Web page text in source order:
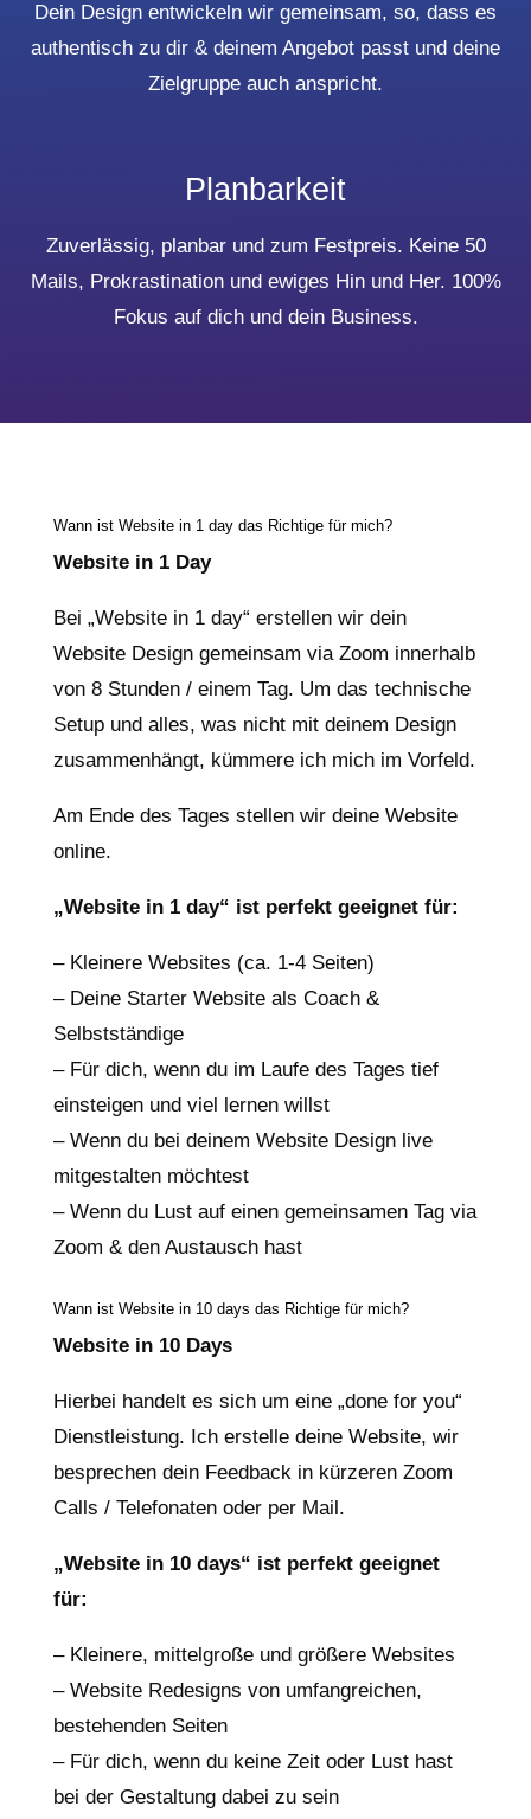
Dein Design entwickeln wir gemeinsam, so, dass es
authentisch zu dir & deinem Angebot passt und deine
Zielgruppe auch anspricht.
Planbarkeit
Zuverlässig, planbar und zum Festpreis. Keine 50
Mails, Prokrastination und ewiges Hin und Her. 100%
Fokus auf dich und dein Business.
Wann ist Website in 1 day das Richtige für mich?
Website in 1 Day
Bei „Website in 1 day“ erstellen wir dein
Website Design gemeinsam via Zoom innerhalb
von 8 Stunden / einem Tag. Um das technische
Setup und alles, was nicht mit deinem Design
zusammenhängt, kümmere ich mich im Vorfeld.
Am Ende des Tages stellen wir deine Website
online.
„Website in 1 day“ ist perfekt geeignet für:
– Kleinere Websites (ca. 1-4 Seiten)
– Deine Starter Website als Coach &
Selbstständige
– Für dich, wenn du im Laufe des Tages tief
einsteigen und viel lernen willst
– Wenn du bei deinem Website Design live
mitgestalten möchtest
– Wenn du Lust auf einen gemeinsamen Tag via
Zoom & den Austausch hast
Wann ist Website in 10 days das Richtige für mich?
Website in 10 Days
Hierbei handelt es sich um eine „done for you“
Dienstleistung. Ich erstelle deine Website, wir
besprechen dein Feedback in kürzeren Zoom
Calls / Telefonaten oder per Mail.
„Website in 10 days“ ist perfekt geeignet
für:
– Kleinere, mittelgroße und größere Websites
– Website Redesigns von umfangreichen,
bestehenden Seiten
– Für dich, wenn du keine Zeit oder Lust hast
bei der Gestaltung dabei zu sein